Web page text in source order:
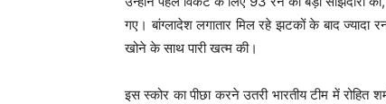
गए। बांग्लादेश लगातार मिल रहे झटकों के बाद
खोने के साथ पारी खत्म की।
इस स्कोर का पीछा करने उतरी भारतीय टीम में